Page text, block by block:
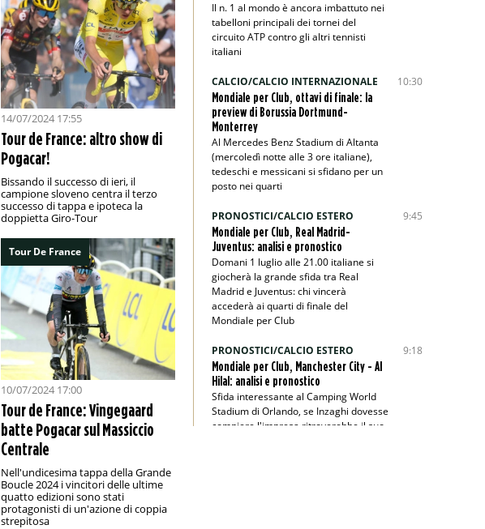
14/07/2024 17:55
Tour de France: altro show di
Pogacar!
Bissando il successo di ieri, il
campione sloveno centra il terzo
successo di tappa e ipoteca la
doppietta Giro-Tour
Tour De France
10/07/2024 17:00
Tour de France: Vingegaard
batte Pogacar sul Massiccio
Centrale
Nell'undicesima tappa della Grande
Boucle 2024 i vincitori delle ultime
quatto edizioni sono stati
protagonisti di un'azione di coppia
strepitosa
Il n. 1 al mondo è ancora imbattuto nei
tabelloni principali dei tornei del
circuito ATP contro gli altri tennisti
italiani
CALCIO/CALCIO INTERNAZIONALE
Mondiale per Club, ottavi di finale: la
preview di Borussia Dortmund-
Monterrey
Al Mercedes Benz Stadium di Altanta
(mercoledì notte alle 3 ore italiane),
tedeschi e messicani si sfidano per un
posto nei quarti
10:30
PRONOSTICI/CALCIO ESTERO
Mondiale per Club, Real Madrid-
Juventus: analisi e pronostico
Domani 1 luglio alle 21.00 italiane si
giocherà la grande sfida tra Real
Madrid e Juventus: chi vincerà
accederà ai quarti di finale del
Mondiale per Club
9:45
PRONOSTICI/CALCIO ESTERO
Mondiale per Club, Manchester City - Al
Hilal: analisi e pronostico
Sfida interessante al Camping World
Stadium di Orlando, se Inzaghi dovesse
compiere l'impresa ritroverebbe il suo
9:18